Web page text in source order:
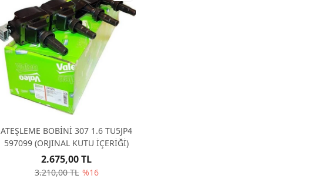
ATEŞLEME BOBİNİ 307 1.6 TU5JP4
597099 (ORJINAL KUTU İÇERİĞİ)
3.210,00 TL %16
2.675,00 TL